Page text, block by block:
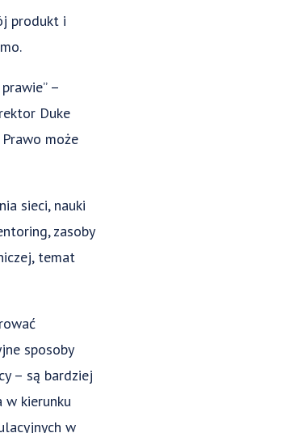
produkt i
–
Duke
może
sieci, nauki
zasoby
temat
sposoby
– są bardziej
w kierunku
w